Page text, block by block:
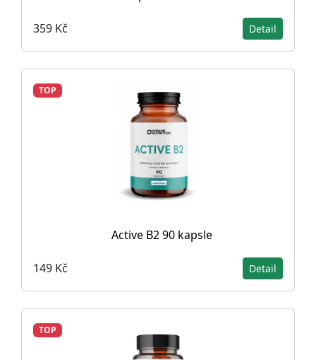
359 Kč Detail
TOP
Active B2 90 kapsle
149 Kč Detail
TOP